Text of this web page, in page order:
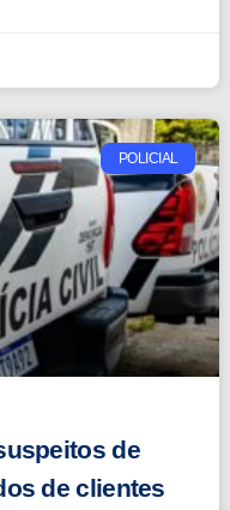
POLICIAL
de
de clientes